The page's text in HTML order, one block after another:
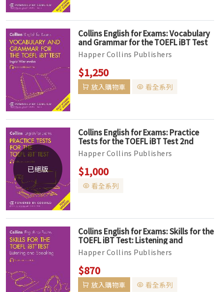
Collins English for Exams: Vocabulary
and Grammar for the TOEFL iBT Test
3/e (Audio available online)
Happer Collins Publishers
Intermediate to Upper-intermediate
大專院校、社會人士 ‧Collins Skills for
the TOFE...
$1,250
放入購物車 看全系列
已絕版
Collins English for Exams: Practice
Tests for the TOEFL iBT Test 2nd
Edition (Audio available online) (絕版售
完為止)
Happer Collins Publishers
Intermediate to Upper-intermediate
大專院校、社會人士 ‧Collins Skills for
the TOFE...
$1,000
看全系列
Collins English for Exams: Skills for the
TOEFL iBT Test: Listening and
Speaking 2nd Edition (Audio available
online) (絕版售完為止)
Happer Collins Publishers
Intermediate to Upper-intermediate
大專院校、社會人士 ‧Collins Skills for
the TOFE...
$870
放入購物車 看全系列